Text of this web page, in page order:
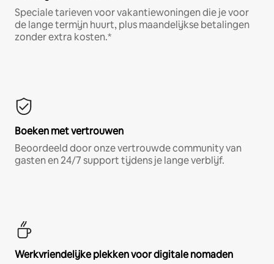
Speciale tarieven voor vakantiewoningen die je voor
de lange termijn huurt, plus maandelijkse betalingen
zonder extra kosten.*
Boeken met vertrouwen
Beoordeeld door onze vertrouwde community van
gasten en 24/7 support tijdens je lange verblijf.
Werkvriendelijke plekken voor digitale nomaden